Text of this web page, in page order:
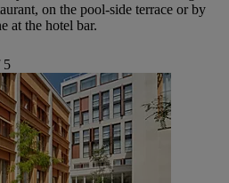
on the pool-side terrace or by
at the hotel bar.
5